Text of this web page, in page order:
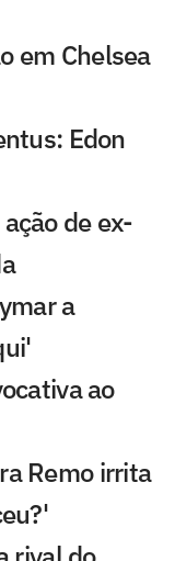
em Chelsea
Edon
de ex-
a
ao
Remo irrita